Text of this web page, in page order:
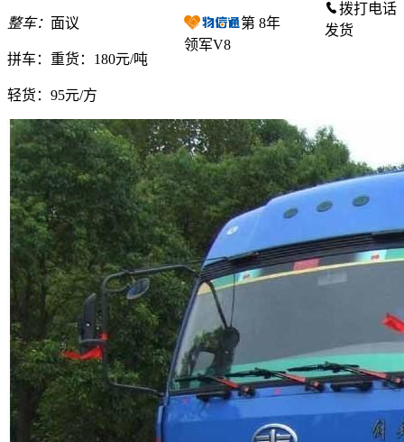
整车： 面议
拼车： 重货：180元/吨
轻货： 95元/方
第 8年
领军V8
拨打电话
发货